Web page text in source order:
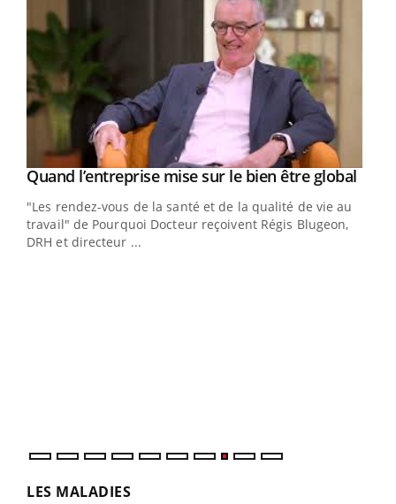
Youtube
Quand l’entreprise mise sur le bien être global
"Les rendez-vous de la santé et de la qualité de vie au
travail" de Pourquoi Docteur reçoivent Régis Blugeon,
DRH et directeur ...
LES MALADIES